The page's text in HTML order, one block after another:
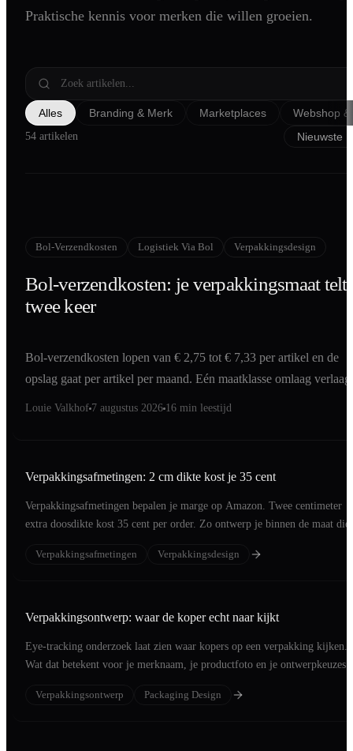
Shopify
Podcast Creatie
Amazon A+ Content
Praktische kennis voor merken die willen groeien.
Alles Branding & Merk Marketplaces Webshop
54 artikelen
Bol-Verzendkosten Logistiek Via Bol Verpakkingsdesign
Bol-verzendkosten: je verpakkingsmaat telt
twee keer
Bol-verzendkosten lopen van € 2,75 tot € 7,33 per artikel en de
opslag gaat per artikel per maand. Eén maatklasse omlaag verlaagt
Louie Valkhof 7 augustus 2026 16 min leestijd
Verpakkingsafmetingen: 2 cm dikte kost je 35 cent
Verpakkingsafmetingen bepalen je marge op Amazon. Twee centimeter
extra doosdikte kost 35 cent per order. Zo ontwerp je binnen de maat die
Verpakkingsafmetingen
Verpakkingsdesign
Verpakkingsontwerp: waar de koper echt naar kijkt
Eye-tracking onderzoek laat zien waar kopers op een verpakking kijken.
Wat dat betekent voor je merknaam, je productfoto en je ontwerpkeuzes.
Verpakkingsontwerp Packaging Design